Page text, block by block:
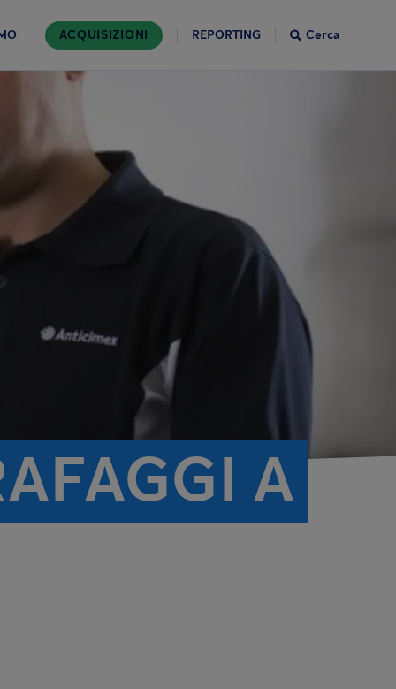
ACQUISIZIONI REPORTING Cerca
A